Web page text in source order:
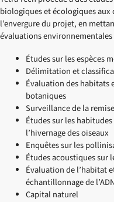
biologiques et écologiques
l’envergure du projet, en
évaluations
Études sur les espèces
Délimitation et
Évaluation des habitats
botaniques
Surveillance de la
Études sur les
l’hivernage des oiseaux
Enquêtes sur les
Études acoustiques sur
Évaluation de l’habitat
échantillonnage de
Capital naturel